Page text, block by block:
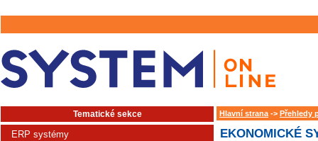
Tematické sekce
ERP systémy
Hlavní strana -> Přehledy
EKONOMICKÉ